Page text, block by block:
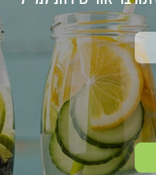
1
2
3
7
8
10
14
15
16
17
21
22
23
24
28
29
30
31
2
9
16
23
30